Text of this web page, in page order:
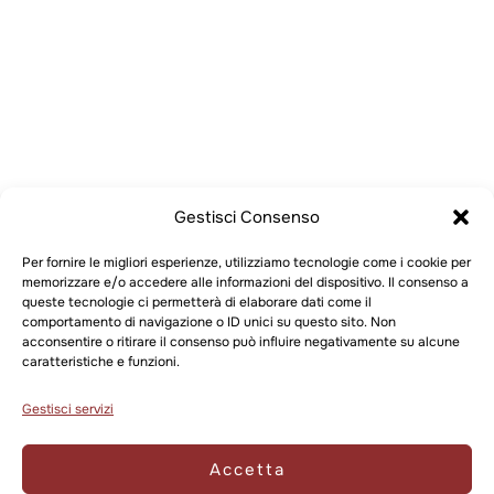
Gestisci Consenso
Per fornire le migliori esperienze, utilizziamo tecnologie come i cookie per
memorizzare e/o accedere alle informazioni del dispositivo. Il consenso a
queste tecnologie ci permetterà di elaborare dati come il
comportamento di navigazione o ID unici su questo sito. Non
acconsentire o ritirare il consenso può influire negativamente su alcune
caratteristiche e funzioni.
Gestisci servizi
Accetta